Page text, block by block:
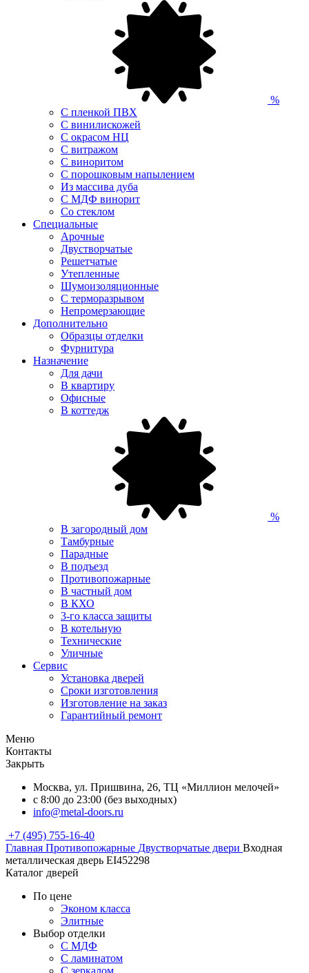
%
С пленкой ПВХ
С винилискожей
С окрасом НЦ
С витражом
С виноритом
С порошковым напылением
Из массива дуба
С МДФ винорит
Со стеклом
Специальные
Арочные
Двустворчатые
Решетчатые
Утепленные
Шумоизоляционные
С терморазрывом
Непромерзающие
Дополнительно
Образцы отделки
Фурнитура
Назначение
Для дачи
В квартиру
Офисные
В коттедж
%
В загородный дом
Тамбурные
Парадные
В подъезд
Противопожарные
В частный дом
В КХО
3-го класса защиты
В котельную
Технические
Уличные
Сервис
Установка дверей
Сроки изготовления
Изготовление на заказ
Гарантийный ремонт
Меню
Контакты
Закрыть
Москва, ул. Пришвина, 26, ТЦ «Миллион мелочей»
с 8:00 до 23:00 (без выходных)
info@metal-doors.ru
+7 (495) 755-16-40
Главная Противопожарные Двустворчатые двери Входная
металлическая дверь EI452298
Каталог дверей
По цене
Эконом класса
Элитные
Выбор отделки
С МДФ
С ламинатом
С зеркалом